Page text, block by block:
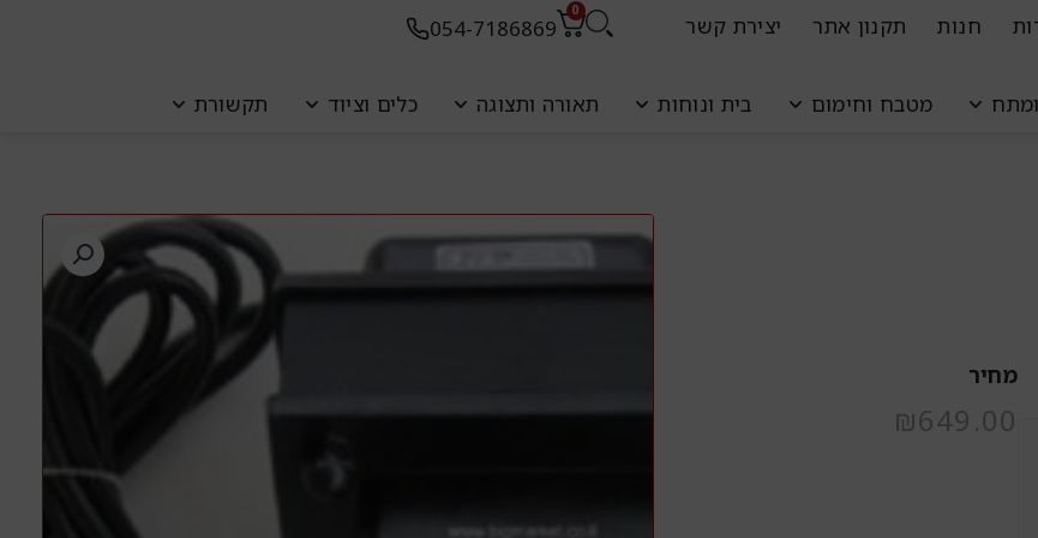
חנות תקנון אתר יצירת קשר
0
054-7186869
מטבח וחימום בית ונוחות תאורה ותצוגה כלים וציוד תקשורת
מחיר
₪649.00